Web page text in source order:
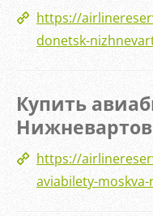
https://
donetsk-
Купить
https://
aviabilety-